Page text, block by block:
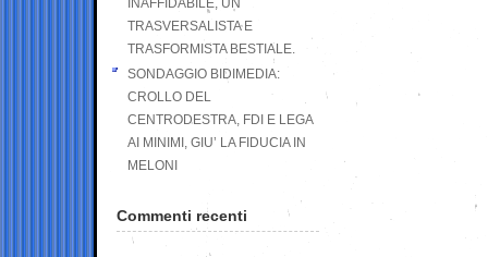
INAFFIDABILE, UN
TRASVERSALISTA E
TRASFORMISTA BESTIALE.
SONDAGGIO BIDIMEDIA:
CROLLO DEL
CENTRODESTRA, FDI E LEGA
AI MINIMI, GIU’ LA FIDUCIA IN
MELONI
Commenti recenti